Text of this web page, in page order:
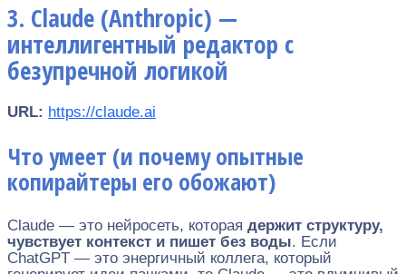
3. Claude (Anthropic) —
интеллигентный редактор с
безупречной логикой
URL: https://claude.ai
Что умеет (и почему опытные
копирайтеры его обожают)
Claude — это нейросеть, которая держит структуру,
чувствует контекст и пишет без воды. Если
ChatGPT — это энергичный коллега, который